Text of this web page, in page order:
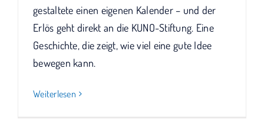
gestaltete einen eigenen Kalender – und der
Erlös geht direkt an die KUNO-Stiftung. Eine
Geschichte, die zeigt, wie viel eine gute Idee
bewegen kann.
Weiterlesen